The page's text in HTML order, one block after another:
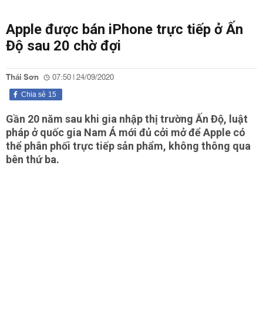
Apple được bán iPhone trực tiếp ở Ấn
Độ sau 20 chờ đợi
Thái Sơn 07:50 | 24/09/2020
15
Chia sẻ
Gần 20 năm sau khi gia nhập thị trường Ấn Độ, luật
pháp ở quốc gia Nam Á mới đủ cởi mở để Apple có
thể phân phối trực tiếp sản phẩm, không thông qua
bên thứ ba.